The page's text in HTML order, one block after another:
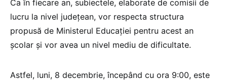
Ca în fiecare an, subiectele, elaborate de comisii de
lucru la nivel judeţean, vor respecta structura
propusă de Ministerul Educaţiei pentru acest an
şcolar şi vor avea un nivel mediu de dificultate.
Astfel, luni, 8 decembrie, începând cu ora 9:00, este